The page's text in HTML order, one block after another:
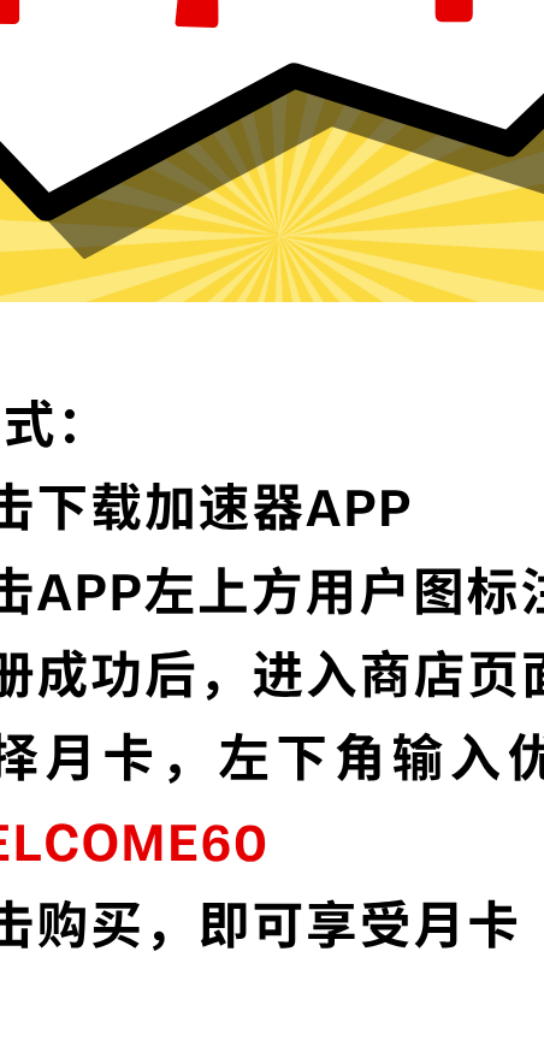
卓越的加密技术
十大加速器采用最前沿的数据加密技术，使
您全面掌控您的网络隐私与安全。
下载十大加速器App